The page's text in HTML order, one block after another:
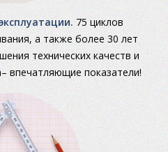
75 циклов
а также более 30 лет
технических качеств и
впечатляющие показатели!